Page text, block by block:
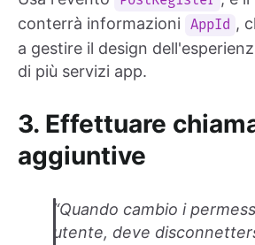
conterrà informazioni
AppId ,
a gestire il design
di più servizi app.
3. Effettuare
aggiuntive
“Quando cambio i
utente, deve